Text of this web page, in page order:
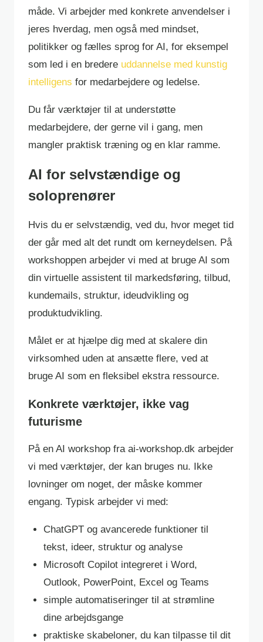
måde. Vi arbejder med konkrete anvendelser i
jeres hverdag, men også med mindset,
politikker og fælles sprog for AI, for eksempel
som led i en bredere uddannelse med kunstig
intelligens for medarbejdere og ledelse.
Du får værktøjer til at understøtte
medarbejdere, der gerne vil i gang, men
mangler praktisk træning og en klar ramme.
AI for selvstændige og
soloprenører
Hvis du er selvstændig, ved du, hvor meget tid
der går med alt det rundt om kerneydelsen. På
workshoppen arbejder vi med at bruge AI som
din virtuelle assistent til markedsføring, tilbud,
kundemails, struktur, ideudvikling og
produktudvikling.
Målet er at hjælpe dig med at skalere din
virksomhed uden at ansætte flere, ved at
bruge AI som en fleksibel ekstra ressource.
Konkrete værktøjer, ikke vag
futurisme
På en AI workshop fra ai-workshop.dk arbejder
vi med værktøjer, der kan bruges nu. Ikke
lovninger om noget, der måske kommer
engang. Typisk arbejder vi med:
ChatGPT og avancerede funktioner til
tekst, ideer, struktur og analyse
Microsoft Copilot integreret i Word,
Outlook, PowerPoint, Excel og Teams
simple automatiseringer til at strømline
dine arbejdsgange
praktiske skabeloner, du kan tilpasse til dit